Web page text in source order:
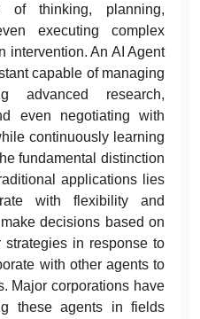
of thinking, planning,
executing complex
intervention. An AI Agent
capable of managing
advanced research,
even negotiating with
continuously learning
fundamental distinction
applications lies
with flexibility and
decisions based on
in response to
with other agents to
Major corporations have
these agents in fields